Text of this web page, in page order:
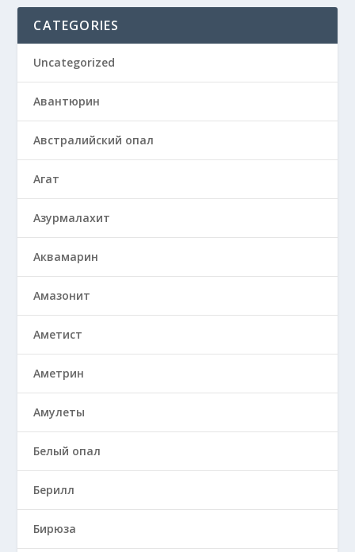
CATEGORIES
Uncategorized
Авантюрин
Австралийский опал
Агат
Азурмалахит
Аквамарин
Амазонит
Аметист
Аметрин
Амулеты
Белый опал
Берилл
Бирюза